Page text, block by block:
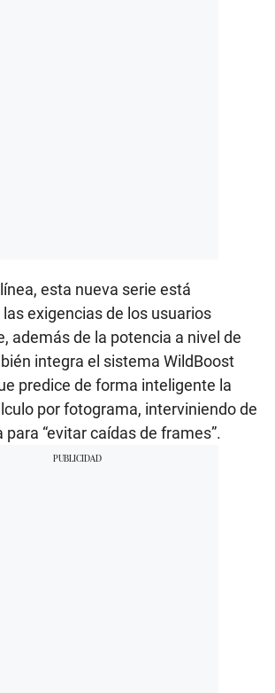
esta nueva serie está
exigencias de los usuarios
además de la potencia a nivel de
integra el sistema WildBoost
predice de forma inteligente la
por fotograma, interviniendo de
“evitar caídas de frames”.